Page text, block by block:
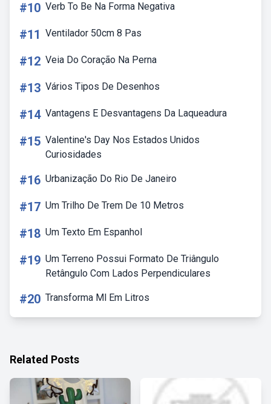
#10 Verb To Be Na Forma Negativa
#11 Ventilador 50cm 8 Pas
#12 Veia Do Coração Na Perna
#13 Vários Tipos De Desenhos
#14 Vantagens E Desvantagens Da Laqueadura
#15 Valentine's Day Nos Estados Unidos
Curiosidades
#16 Urbanização Do Rio De Janeiro
#17 Um Trilho De Trem De 10 Metros
#18 Um Texto Em Espanhol
#19 Um Terreno Possui Formato De Triângulo
Retângulo Com Lados Perpendiculares
#20 Transforma Ml Em Litros
Related Posts